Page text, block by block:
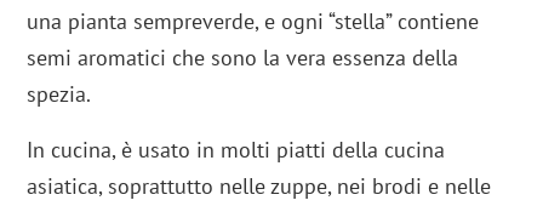
una pianta sempreverde, e ogni “stella” contiene
semi aromatici che sono la vera essenza della
spezia.
In cucina, è usato in molti piatti della cucina
asiatica, soprattutto nelle zuppe, nei brodi e nelle